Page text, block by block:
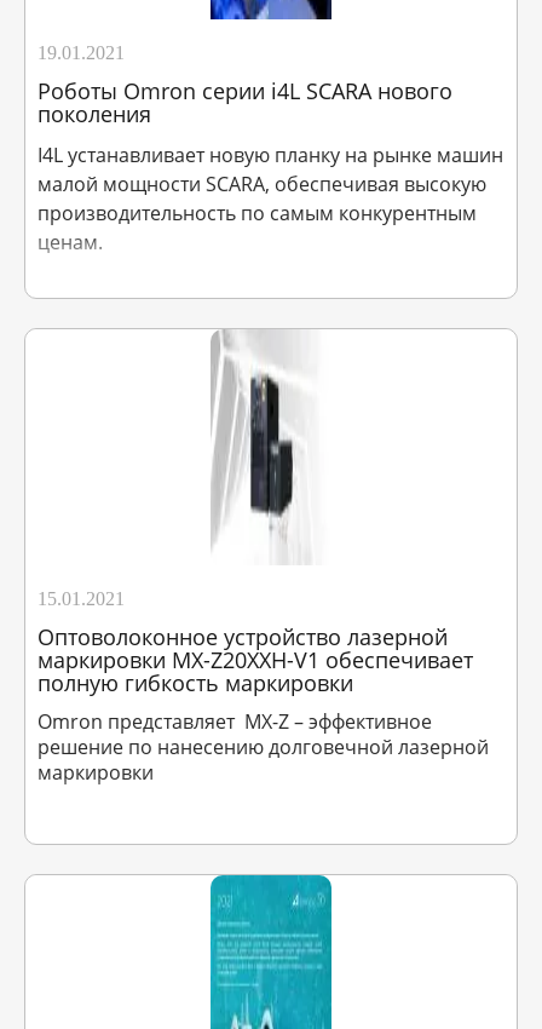
19.01.2021
Pоботы Omron серии i4L SCARA нового
поколения
I4L устанавливает новую планку на рынке машин
малой мощности SCARA, обеспечивая высокую
производительность по самым конкурентным
ценам.
15.01.2021
Оптоволоконное устройство лазерной
маркировки MX-Z20XXH-V1 обеспечивает
полную гибкость маркировки
Omron представляет MX-Z – эффективное
решение по нанесению долговечной лазерной
маркировки